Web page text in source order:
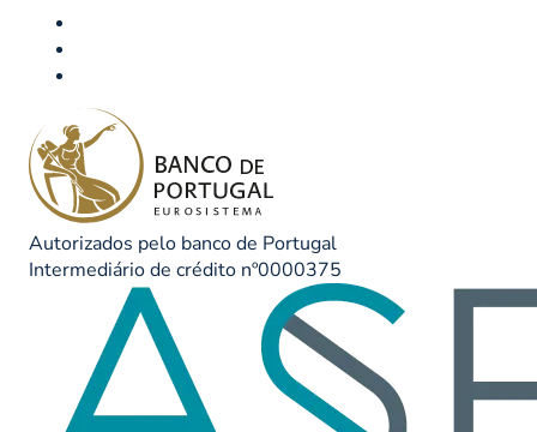
Autorizados pelo banco de Portugal
Intermediário de crédito nº0000375